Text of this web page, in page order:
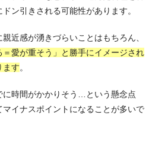
ン引きされる可能性があります。
近感が湧きづらいことはもちろん、
＝愛が重そう」と勝手にイメージされ
ます。
に時間がかかりそう…という懸念点
マイナスポイントになることが多いで